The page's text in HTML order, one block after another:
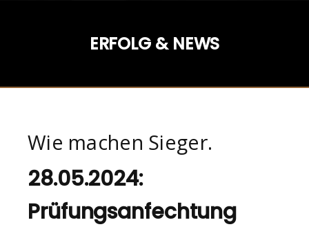
ERFOLG & NEWS
Wie machen Sieger.
28.05.2024:
Prüfungsanfechtung